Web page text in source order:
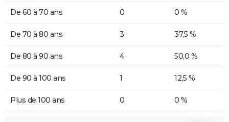
De 60 à 70 ans 0 0 %
De 70 à 80 ans 3 37,5 %
De 80 à 90 ans 4 50,0 %
De 90 à 100 ans 1 12,5 %
Plus de 100 ans 0 0 %